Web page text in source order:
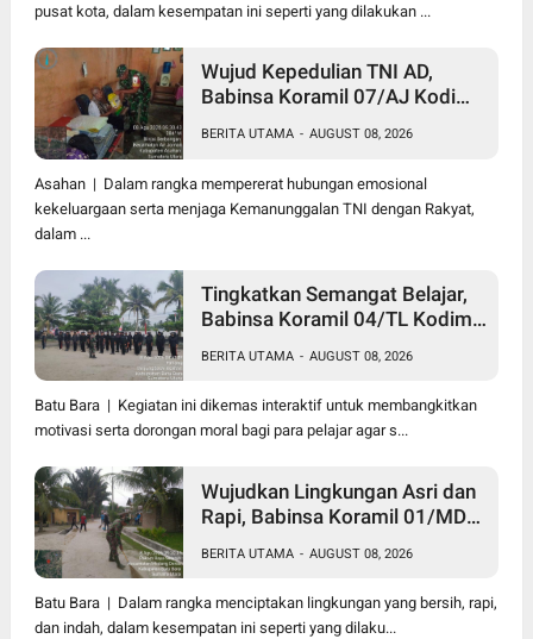
pusat kota, dalam kesempatan ini seperti yang dilakukan ...
Wujud Kepedulian TNI AD,
Babinsa Koramil 07/AJ Kodim
Serahkan Bantuan Tali Kasih
Kepada Lansia Usia 97 Tahun
BERITA UTAMA - AUGUST 08, 2026
Asahan | Dalam rangka mempererat hubungan emosional
kekeluargaan serta menjaga Kemanunggalan TNI dengan Rakyat,
dalam ...
Tingkatkan Semangat Belajar,
Babinsa Koramil 04/TL Kodim
Wawasan Kebangsaan bagi
Pelajar SMA & SMK
BERITA UTAMA - AUGUST 08, 2026
Batu Bara | Kegiatan ini dikemas interaktif untuk membangkitkan
motivasi serta dorongan moral bagi para pelajar agar s...
Wujudkan Lingkungan Asri dan
Rapi, Babinsa Koramil 01/MD
Warga Pakam Raya Selatan
Gotong Royong
BERITA UTAMA - AUGUST 08, 2026
Batu Bara | Dalam rangka menciptakan lingkungan yang bersih, rapi,
dan indah, dalam kesempatan ini seperti yang dilaku...